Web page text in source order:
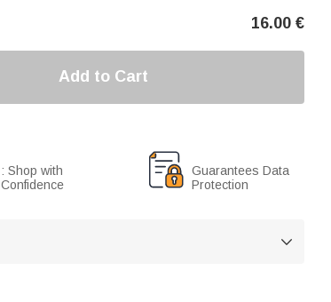
16.00 €
Add to Cart
: Shop with
Confidence
Guarantees Data
Protection
